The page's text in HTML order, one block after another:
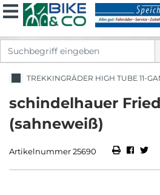
TREKKINGRÄDER HIGH TUBE 11-
schindelhauer
(sahneweiß)
Artikelnummer 25690